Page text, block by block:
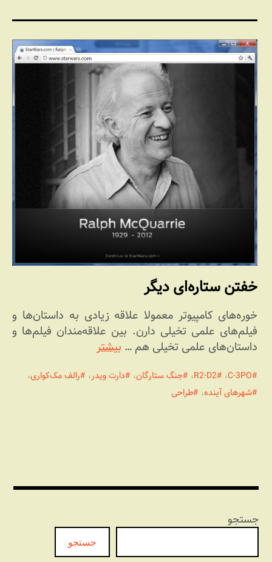
خفتن ستاره‌ای دیگر
خوره‌های کامپیوتر معمولا علاقه زیادی به داستان‌ها و
فیلم‌های علمی تخیلی دارن. بین علاقه‌مندان فیلم‌ها و
داستان‌های علمی تخیلی هم …بیشتر
C-3PO، R2-D2، جنگ ستارگان، دارت ویدر، رالف مک‌کواری،
شهرهای آینده، طراحی
جستجو
جستجو